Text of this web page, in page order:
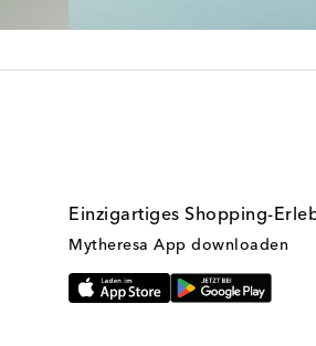
Einzigartiges Shopping-
Mytheresa App downloaden